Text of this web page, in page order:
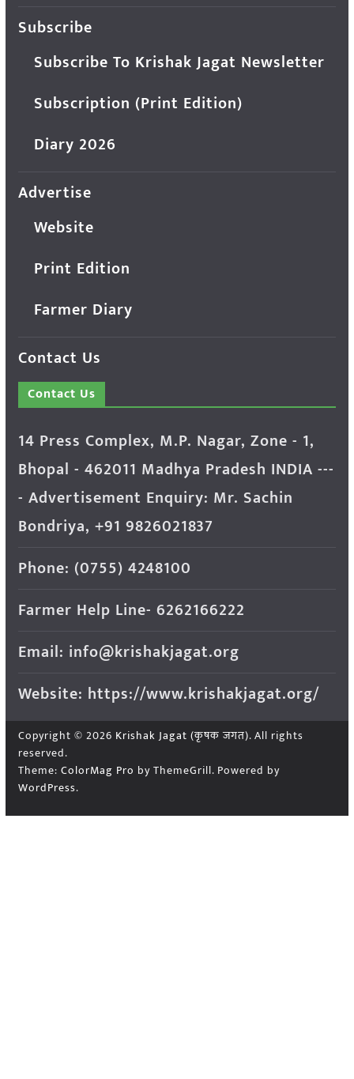
Subscribe
Subscribe To Krishak Jagat Newsletter
Subscription (Print Edition)
Diary 2026
Advertise
Website
Print Edition
Farmer Diary
Contact Us
Contact Us
14 Press Complex, M.P. Nagar, Zone - 1,
Bhopal - 462011 Madhya Pradesh INDIA ---
- Advertisement Enquiry: Mr. Sachin
Bondriya, +91 9826021837
Phone: (0755) 4248100
Farmer Help Line- 6262166222
Email: info@krishakjagat.org
Website: https://www.krishakjagat.org/
Copyright © 2026 Krishak Jagat (कृषक जगत). All rights
reserved.
Theme: ColorMag Pro by ThemeGrill. Powered by
WordPress.